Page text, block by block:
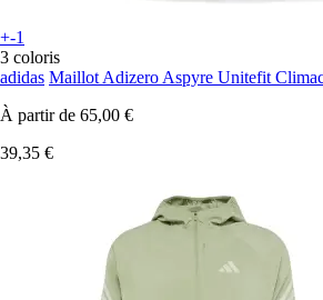
+-1
3 coloris
adidas Maillot Adizero Aspyre Unitefit
À partir de 65,00 €
39,35 €